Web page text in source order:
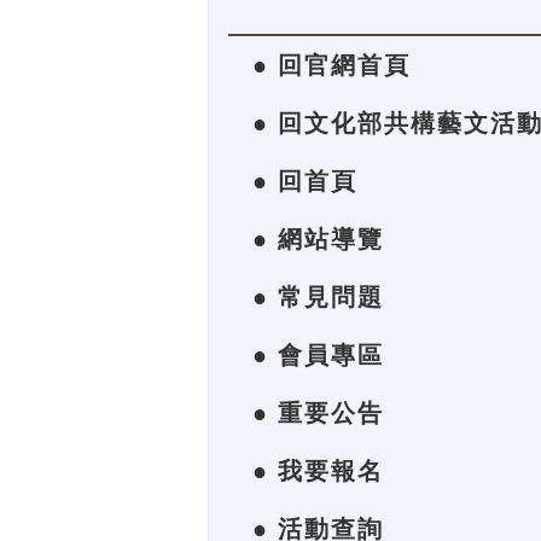
● 回官網首頁
● 回文化部共構藝文活
● 回首頁
● 網站導覽
● 常見問題
● 會員專區
● 重要公告
● 我要報名
● 活動查詢